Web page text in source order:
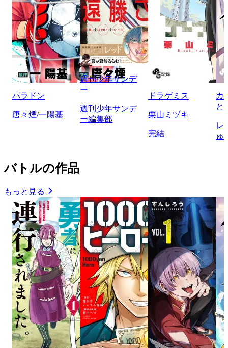
パラドン
唐々煙/一陽基
週刊少年サンデ
ー
週刊少年サンデ
ー編集部
ドラゲミス
栗山ミヅキ
完結
カ
と
レ
ゅ
バトルの作品
もっと見る